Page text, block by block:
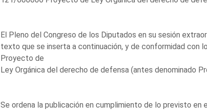
El Pleno del Congreso de los Diputados en su sesión
texto que se inserta a continuación, y de conformidad con
Proyecto de
Ley Orgánica del derecho de defensa (antes denominado
Se ordena la publicación en cumplimiento de lo previsto en